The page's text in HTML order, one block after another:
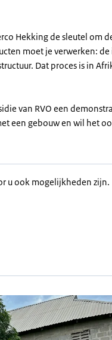
Hekking de sleutel om
moet je verwerken: de
Dat proces is in
van RVO een
een gebouw en wil het
u ook mogelijkheden zijn.